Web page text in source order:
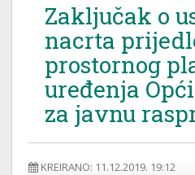
Zaključak o
nacrta
prostornog
uređenja
za javnu
KREIRANO: 11.12.2019. 19:12